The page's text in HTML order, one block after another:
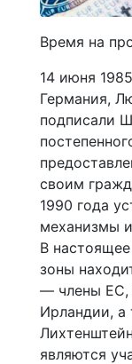
Время на
14 июня
Германия,
подписали
своим
1990 года
механизмы
В
зоны
— члены ЕС,
Ирландии, а
являются